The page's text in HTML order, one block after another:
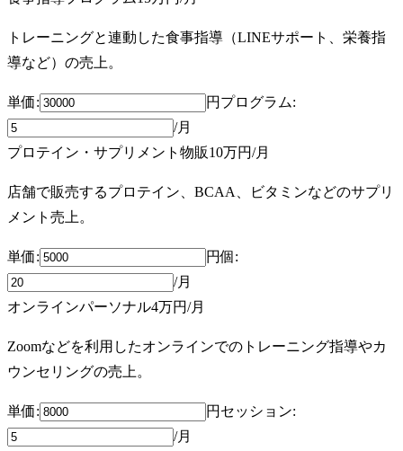
トレーニングと連動した食事指導（LINEサポート、栄養指
導など）の売上。
単価: 円 プログラム:
/月
プロテイン・サプリメント物販10万円/月
店舗で販売するプロテイン、BCAA、ビタミンなどのサプリ
メント売上。
単価: 円個:
/月
オンラインパーソナル4万円/月
Zoomなどを利用したオンラインでのトレーニング指導やカ
ウンセリングの売上。
単価: 円 セッション:
/月